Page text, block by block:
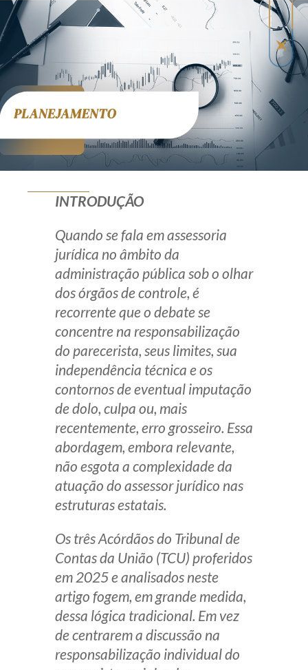
Zênite Play
Orientação por Escrito
Mentoria Zênite
Capacitação
Eventos presenciais
Zênite in Company
Diferenciais
Receba por RSS
Av. Sete de Setembro, 4698
Batel
Curitiba CEP 80240-000
Telefone (41) 2109-8666
Whatsapp (41) 98881-6616
INTRODUÇÃO
Quando se fala em assessoria
jurídica no âmbito da
administração pública sob o olhar
dos órgãos de controle, é
recorrente que o debate se
concentre na responsabilização
do parecerista, seus limites, sua
independência técnica e os
contornos de eventual imputação
de dolo, culpa ou, mais
recentemente, erro grosseiro. Essa
abordagem, embora relevante,
não esgota a complexidade da
atuação do assessor jurídico nas
estruturas estatais.
Os três Acórdãos do Tribunal de
Contas da União (TCU) proferidos
em 2025 e analisados neste
artigo fogem, em grande medida,
dessa lógica tradicional. Em vez
de centrarem a discussão na
responsabilização individual do